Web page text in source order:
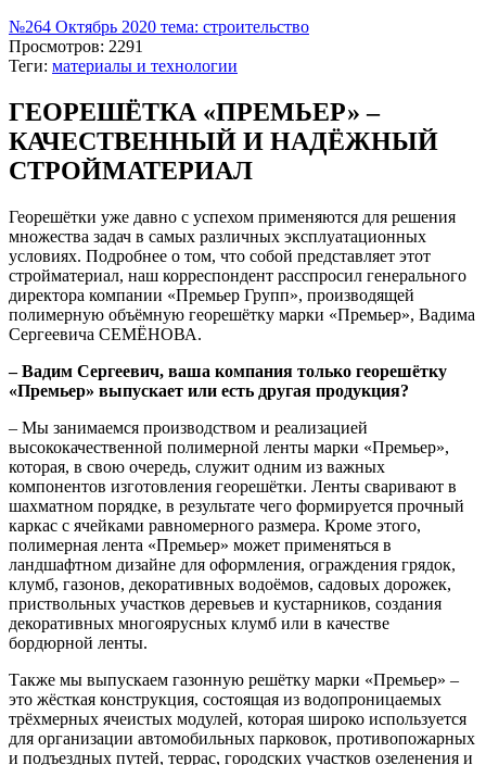
№264 Октябрь 2020 тема: строительство
Просмотров: 2291
Теги: материалы и технологии
ГЕОРЕШЁТКА «ПРЕМЬЕР» –
КАЧЕСТВЕННЫЙ И НАДЁЖНЫЙ
СТРОЙМАТЕРИАЛ
Георешётки уже давно с успехом применяются для решения
множества задач в самых различных эксплуатационных
условиях. Подробнее о том, что собой представляет этот
стройматериал, наш корреспондент расспросил генерального
директора компании «Премьер Групп», производящей
полимерную объёмную георешётку марки «Премьер», Вадима
Сергеевича СЕМЁНОВА.
– Вадим Сергеевич, ваша компания только георешётку
«Премьер» выпускает или есть другая продукция?
– Мы занимаемся производством и реализацией
высококачественной полимерной ленты марки «Премьер»,
которая, в свою очередь, служит одним из важных
компонентов изготовления георешётки. Ленты сваривают в
шахматном порядке, в результате чего формируется прочный
каркас с ячейками равномерного размера. Кроме этого,
полимерная лента «Премьер» может применяться в
ландшафтном дизайне для оформления, ограждения грядок,
клумб, газонов, декоративных водоёмов, садовых дорожек,
приствольных участков деревьев и кустарников, создания
декоративных многоярусных клумб или в качестве
бордюрной ленты.
Также мы выпускаем газонную решётку марки «Премьер» –
это жёсткая конструкция, состоящая из водопроницаемых
трёхмерных ячеистых модулей, которая широко используется
для организации автомобильных парковок, противопожарных
и подъездных путей, террас, городских участков озеленения и